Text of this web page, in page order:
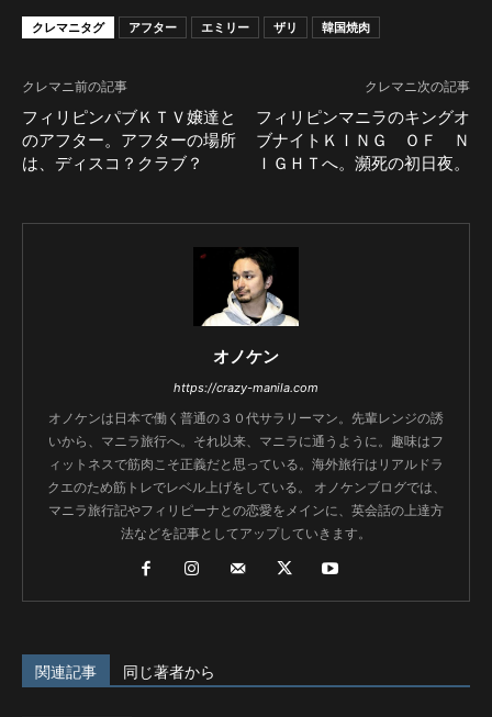
クレマニタグ アフター エミリー ザリ 韓国焼肉
クレマニ前の記事
フィリピンパブＫＴＶ嬢達と
のアフター。アフターの場所
は、ディスコ？クラブ？
クレマニ次の記事
フィリピンマニラのキングオ
ブナイトＫＩＮＧ ＯＦ Ｎ
ＩＧＨＴへ。瀕死の初日夜。
オノケン
https://crazy-manila.com
オノケンは日本で働く普通の３０代サラリーマン。先輩レンジの誘
いから、マニラ旅行へ。それ以来、マニラに通うように。趣味はフ
ィットネスで筋肉こそ正義だと思っている。海外旅行はリアルドラ
クエのため筋トレでレベル上げをしている。 オノケンブログでは、
マニラ旅行記やフィリピーナとの恋愛をメインに、英会話の上達方
法などを記事としてアップしていきます。
関連記事 同じ著者から